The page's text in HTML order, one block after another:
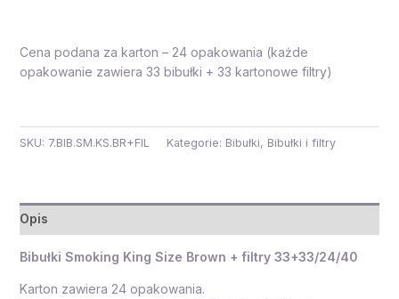
Cena podana za karton – 24 opakowania (każde
opakowanie zawiera 33 bibułki + 33 kartonowe filtry)
SKU: 7.BIB.SM.KS.BR+FIL Kategorie: Bibułki, Bibułki i filtry
Opis
Bibułki Smoking King Size Brown + filtry 33+33/24/40
Karton zawiera 24 opakowania.